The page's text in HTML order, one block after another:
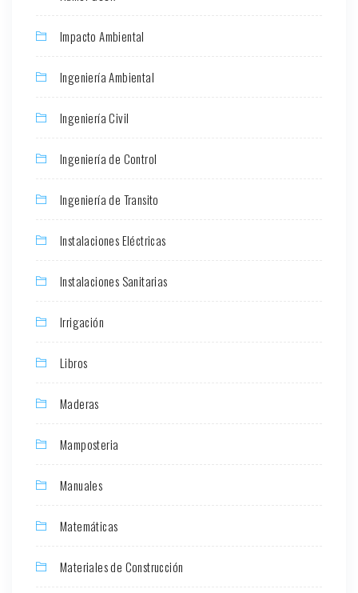
Impacto Ambiental
Ingeniería Ambiental
Ingeniería Civil
Ingeniería de Control
Ingeniería de Transito
Instalaciones Eléctricas
Instalaciones Sanitarias
Irrigación
Libros
Maderas
Mamposteria
Manuales
Matemáticas
Materiales de Construcción